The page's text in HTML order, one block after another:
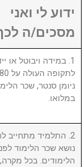
ידוע לי ואני
מסכים/ה
1. במידה ויבוטל או
ניומן סנטר, שכר
במלואו.
2. התלמיד מתחייב
נושא שכר הלימוד
הלימודים. בכל